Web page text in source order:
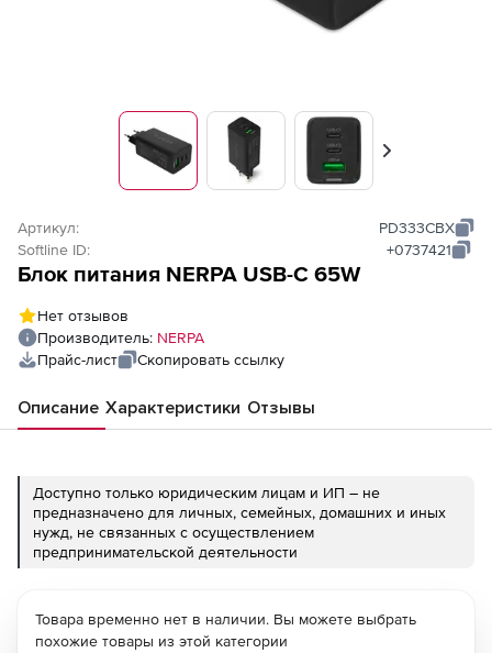
Вперед
Артикул:
PD333CBX
Softline ID:
+0737421
Блок питания NERPA USB-C 65W
Нет отзывов
Производитель: NERPA
Прайс-лист
Скопировать ссылку
Описание Характеристики Отзывы
Доступно только юридическим лицам и ИП – не
предназначено для личных, семейных, домашних и иных
нужд, не связанных с осуществлением
предпринимательской деятельности
Товара временно нет в наличии. Вы можете выбрать
похожие товары из этой категории